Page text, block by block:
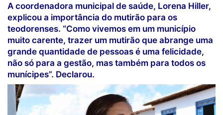
A coordenadora municipal de saúde, Lorena Hiller,
explicou a importância do mutirão para os
teodorenses. “Como vivemos em um município
muito carente, trazer um mutirão que abrange uma
grande quantidade de pessoas é uma felicidade,
não só para a gestão, mas também para todos os
munícipes”. Declarou.